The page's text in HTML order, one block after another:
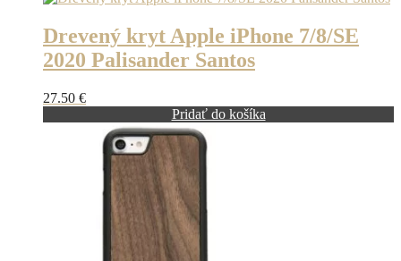
Drevený kryt Apple iPhone 7/8/SE
2020 Palisander Santos
27.50 €
Pridať do košíka